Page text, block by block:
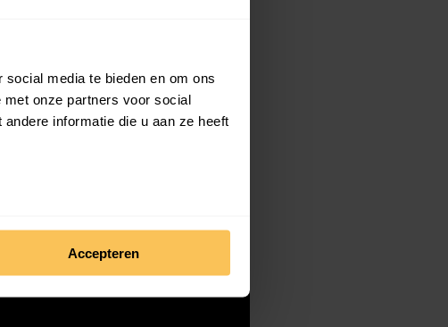
media te bieden en om ons
onze partners voor social
informatie die u aan ze heeft
Accepteren
Check daarom na het
Het is praktisch
en andere